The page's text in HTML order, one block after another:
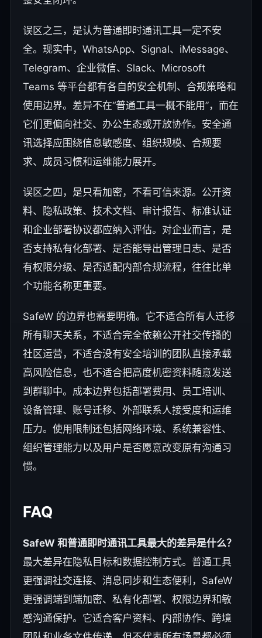
误区之三，是认为普通即时通讯工具一定不安
全。现实中，WhatsApp、Signal、iMessage、
Telegram、企业微信、Slack、Microsoft
Teams 等平台都有各自的安全机制、合规策略和
使用边界。差异不在“普通工具一概不能用”，而在
它们更偏向社交、办公生态或开放协作。安全通
讯选择应围绕信息敏感度、组织规模、合规要
求、成员习惯和运维能力展开。
误区之四，是只看加密，不看可信来源。公开资
料、隐私政策、技术文档、审计报告、标准认证
和企业部署协议都应纳入评估。对企业而言，是
否支持私有化部署、是否能导出管理日志、是否
有权限分级、是否适配内部合规流程，往往比单
个功能名称更重要。
SafeW 的边界也需要明确。它不适合所有人迁移
所有聊天关系，不适合完全依赖公开社交传播的
社区运营，不适合没有安全培训的团队直接承载
高风险信息，也不适合把高度机密资料随意发送
到群聊中。成本边界包括部署费用、员工培训、
设备管理、账号迁移、外部联系人接受度和运维
压力。使用限制还包括网络环境、系统兼容性、
组织管理能力以及用户是否愿意改变原有沟通习
惯。
FAQ
SafeW 和普通即时通讯工具最大的差异是什么？
最大差异在隐私目标和数据控制方式。普通工具
更强调社交连接、消息同步和生态便利，SafeW
更强调端到端加密、私有化部署、权限边界和敏
感沟通保护。它适合客户资料、内部协作、跨境